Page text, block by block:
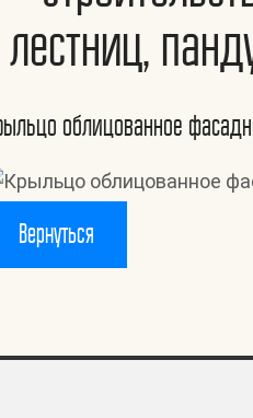
лестниц,
облицованное
Вернуться